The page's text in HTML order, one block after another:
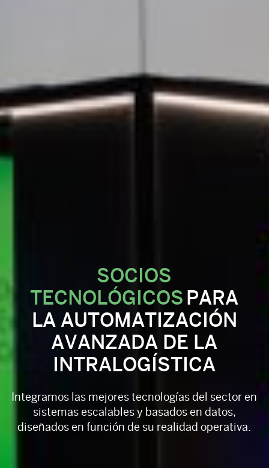
SOCIOS
TECNOLÓGICOS PARA
LA AUTOMATIZACIÓN
AVANZADA DE LA
INTRALOGÍSTICA
Integramos las mejores tecnologías del sector en
sistemas escalables y basados en datos,
diseñados en función de su realidad operativa.